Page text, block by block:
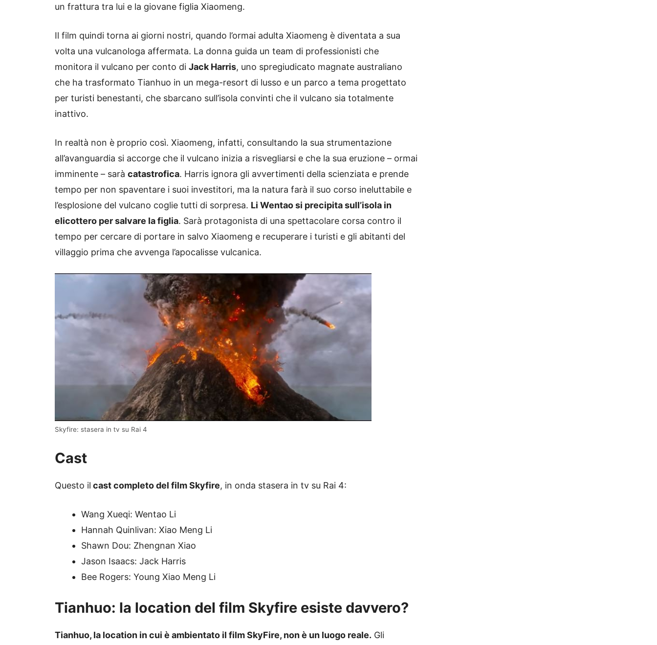
un frattura tra lui e la giovane figlia Xiaomeng.
Il film quindi torna ai giorni nostri, quando l’ormai adulta Xiaomeng è diventata a sua
volta una vulcanologa affermata. La donna guida un team di professionisti che
monitora il vulcano per conto di Jack Harris, uno spregiudicato magnate australiano
che ha trasformato Tianhuo in un mega-resort di lusso e un parco a tema progettato
per turisti benestanti, che sbarcano sull’isola convinti che il vulcano sia totalmente
inattivo.
In realtà non è proprio così. Xiaomeng, infatti, consultando la sua strumentazione
all’avanguardia si accorge che il vulcano inizia a risvegliarsi e che la sua eruzione – ormai
imminente – sarà catastrofica. Harris ignora gli avvertimenti della scienziata e prende
tempo per non spaventare i suoi investitori, ma la natura farà il suo corso ineluttabile e
l’esplosione del vulcano coglie tutti di sorpresa. Li Wentao si precipita sull’isola in
elicottero per salvare la figlia. Sarà protagonista di una spettacolare corsa contro il
tempo per cercare di portare in salvo Xiaomeng e recuperare i turisti e gli abitanti del
villaggio prima che avvenga l’apocalisse vulcanica.
Skyfire: stasera in tv su Rai 4
Cast
Questo il cast completo del film Skyfire, in onda stasera in tv su Rai 4:
Wang Xueqi: Wentao Li
Hannah Quinlivan: Xiao Meng Li
Shawn Dou: Zhengnan Xiao
Jason Isaacs: Jack Harris
Bee Rogers: Young Xiao Meng Li
Tianhuo: la location del film Skyfire esiste davvero?
Tianhuo, la location in cui è ambientato il film SkyFire, non è un luogo reale. Gli